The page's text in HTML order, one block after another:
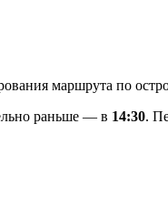
маршрута по
раньше — в 14:30.